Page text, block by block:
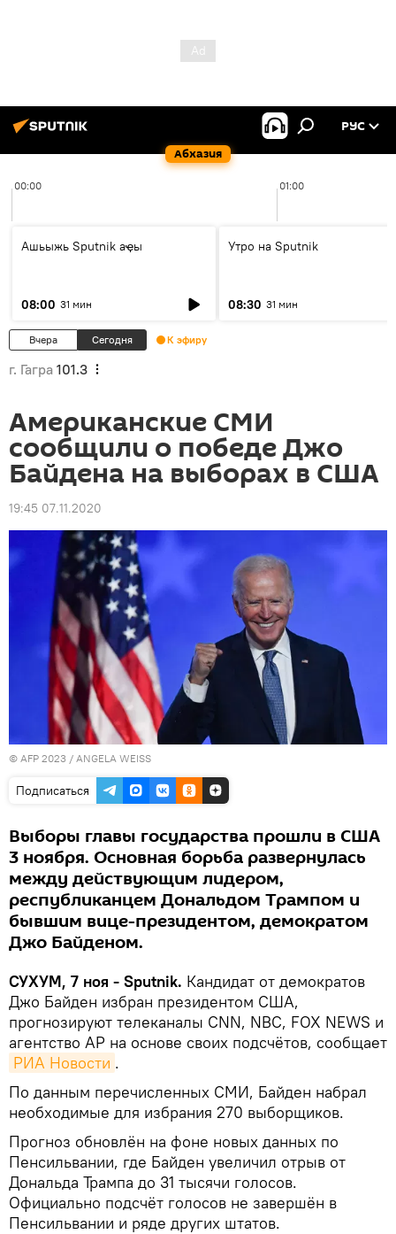
Абхазия
РУС
00:00 01:00
Ашьыжь Sputnik аҿы
08:00 31 мин
Утро на Sputnik
08:30 31 мин
Вчера Сегодня К эфиру
г. Гагра 101.3
Американские СМИ
сообщили о победе Джо
Байдена на выборах в США
19:45 07.11.2020
© AFP 2023 / ANGELA WEISS
Подписаться
Выборы главы государства прошли в США
3 ноября. Основная борьба развернулась
между действующим лидером,
республиканцем Дональдом Трампом и
бывшим вице-президентом, демократом
Джо Байденом.
СУХУМ, 7 ноя - Sputnik. Кандидат от демократов
Джо Байден избран президентом США,
прогнозируют телеканалы CNN, NBC, FOX NEWS и
агентство AP на основе своих подсчётов, сообщает
РИА Новости .
По данным перечисленных СМИ, Байден набрал
необходимые для избрания 270 выборщиков.
Прогноз обновлён на фоне новых данных по
Пенсильвании, где Байден увеличил отрыв от
Дональда Трампа до 31 тысячи голосов.
Официально подсчёт голосов не завершён в
Пенсильвании и ряде других штатов.